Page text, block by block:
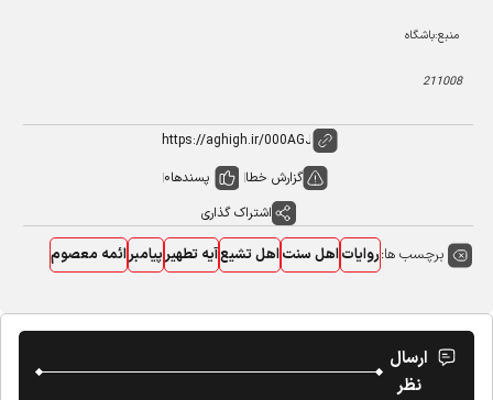
منبع:باشگاه
211008
گزارش خطا پسندها0
اشتراک گذاری
برچسب ها:روایاتاهل سنتاهل تشیعآیه تطهیرپیامبرائمه معصوم
ارسال
نظر